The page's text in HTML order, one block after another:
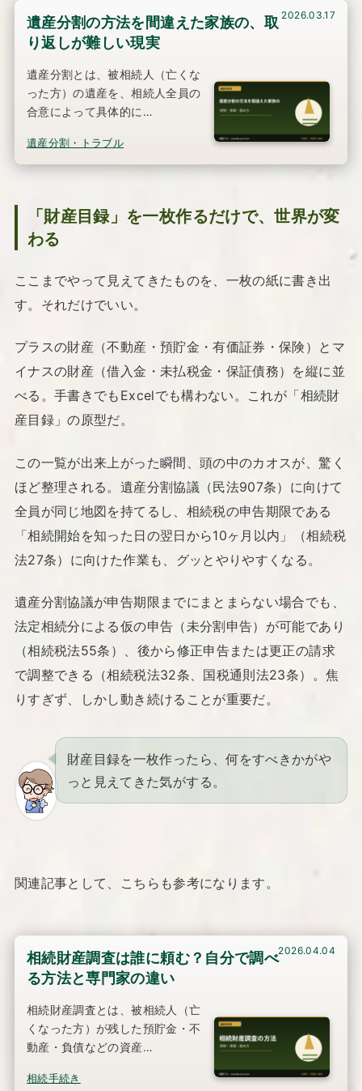
遺産分割の方法を間違えた家族の、取
り返しが難しい現実
遺産分割とは、被相続人（亡くな
った方）の遺産を、相続人全員の
合意によって具体的に…
遺産分割・トラブル
2026.03.17
「財産目録」を一枚作るだけで、世界が変
わる
ここまでやって見えてきたものを、一枚の紙に書き出
す。それだけでいい。
プラスの財産（不動産・預貯金・有価証券・保険）とマ
イナスの財産（借入金・未払税金・保証債務）を縦に並
べる。手書きでもExcelでも構わない。これが「相続財
産目録」の原型だ。
この一覧が出来上がった瞬間、頭の中のカオスが、驚く
ほど整理される。遺産分割協議（民法907条）に向けて
全員が同じ地図を持てるし、相続税の申告期限である
「相続開始を知った日の翌日から10ヶ月以内」（相続税
法27条）に向けた作業も、グッとやりやすくなる。
遺産分割協議が申告期限までにまとまらない場合でも、
法定相続分による仮の申告（未分割申告）が可能であり
（相続税法55条）、後から修正申告または更正の請求
で調整できる（相続税法32条、国税通則法23条）。焦
りすぎず、しかし動き続けることが重要だ。
財産目録を一枚作ったら、何をすべきかがや
っと見えてきた気がする。
関連記事として、こちらも参考になります。
相続財産調査は誰に頼む？自分で調べ
る方法と専門家の違い
相続財産調査とは、被相続人（亡
くなった方）が残した預貯金・不
動産・負債などの資産…
相続手続き
2026.04.04